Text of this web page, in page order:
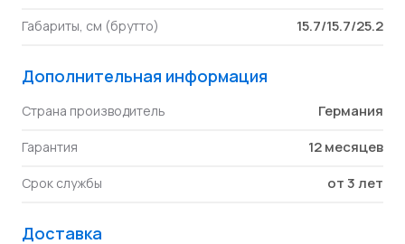
Габариты, см (брутто) 15.7/15.7/25.2
Дополнительная информация
Страна производитель Германия
Гарантия 12 месяцев
Срок службы от 3 лет
Доставка